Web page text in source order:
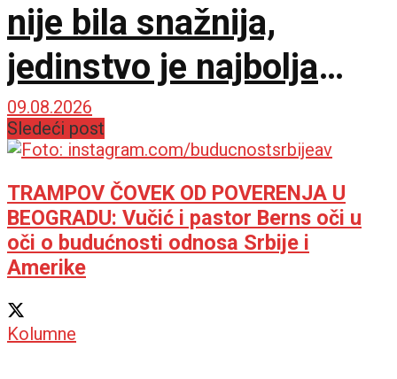
nije bila snažnija,
jedinstvo je najbolja
garancija
09.08.2026
Sledeći post
TRAMPOV ČOVEK OD POVERENJA U
BEOGRADU: Vučić i pastor Berns oči u
oči o budućnosti odnosa Srbije i
Amerike
Kolumne